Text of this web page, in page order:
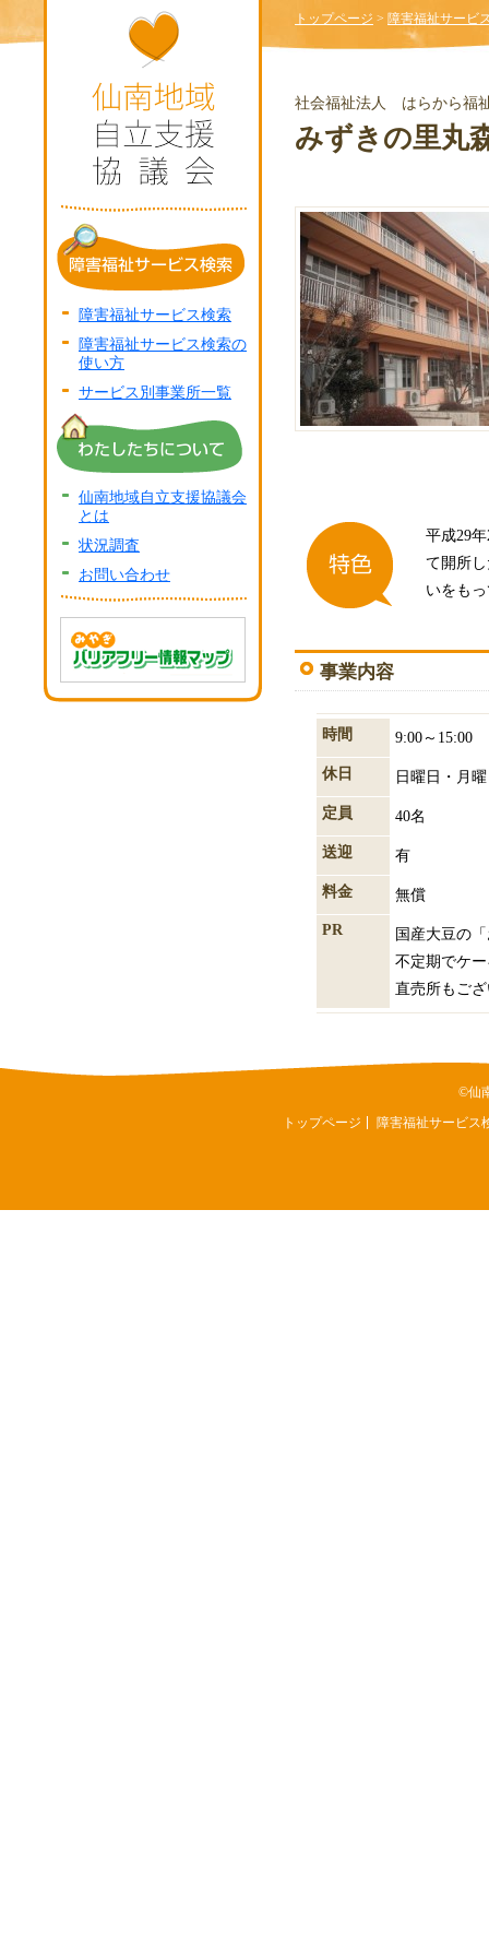
トップページ > 障害福祉サービ
社会福祉法人 はらから福
みずきの里丸
平成29
て開所
いをも
事業内容
時間 9:00～15:00
休日 日曜日・月
定員 40名
送迎 有
料金
無償
PR
国産大豆の
不定期でケ
直売所もご
障害福祉サービス検索
障害福祉サービス検索の
使い方
サービス別事業所一覧
仙南地域自立支援協議会
とは
状況調査
お問い合わせ
©仙
トップページ 障害福祉サービス